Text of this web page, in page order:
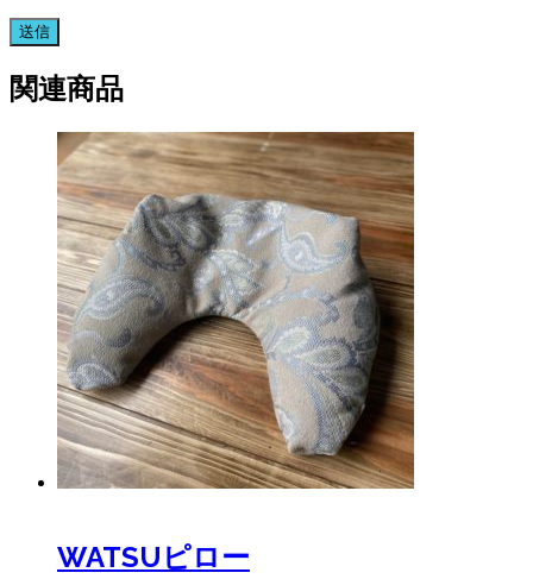
関連商品
WATSUピロー